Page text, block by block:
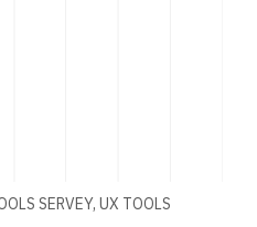
SERVEY, UX TOOLS